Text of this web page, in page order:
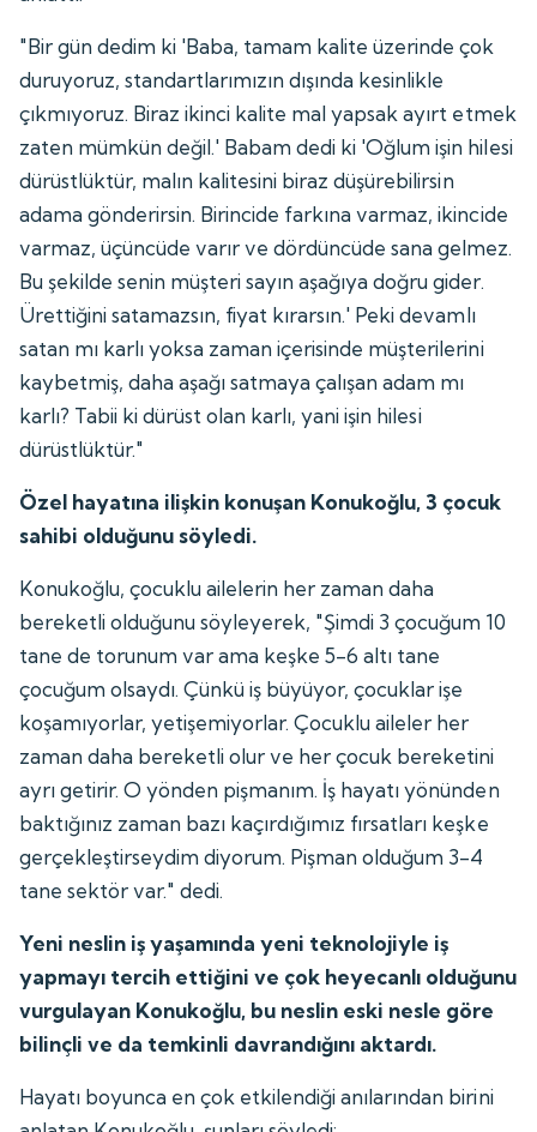
"Bir gün dedim ki 'Baba, tamam kalite üzerinde çok
duruyoruz, standartlarımızın dışında kesinlikle
çıkmıyoruz. Biraz ikinci kalite mal yapsak ayırt etmek
zaten mümkün değil.' Babam dedi ki 'Oğlum işin hilesi
dürüstlüktür, malın kalitesini biraz düşürebilirsin
adama gönderirsin. Birincide farkına varmaz, ikincide
varmaz, üçüncüde varır ve dördüncüde sana gelmez.
Bu şekilde senin müşteri sayın aşağıya doğru gider.
Ürettiğini satamazsın, fiyat kırarsın.' Peki devamlı
satan mı karlı yoksa zaman içerisinde müşterilerini
kaybetmiş, daha aşağı satmaya çalışan adam mı
karlı? Tabii ki dürüst olan karlı, yani işin hilesi
dürüstlüktür."
Özel hayatına ilişkin konuşan Konukoğlu, 3 çocuk
sahibi olduğunu söyledi.
Konukoğlu, çocuklu ailelerin her zaman daha
bereketli olduğunu söyleyerek, "Şimdi 3 çocuğum 10
tane de torunum var ama keşke 5-6 altı tane
çocuğum olsaydı. Çünkü iş büyüyor, çocuklar işe
koşamıyorlar, yetişemiyorlar. Çocuklu aileler her
zaman daha bereketli olur ve her çocuk bereketini
ayrı getirir. O yönden pişmanım. İş hayatı yönünden
baktığınız zaman bazı kaçırdığımız fırsatları keşke
gerçekleştirseydim diyorum. Pişman olduğum 3-4
tane sektör var." dedi.
Yeni neslin iş yaşamında yeni teknolojiyle iş
yapmayı tercih ettiğini ve çok heyecanlı olduğunu
vurgulayan Konukoğlu, bu neslin eski nesle göre
bilinçli ve da temkinli davrandığını aktardı.
Hayatı boyunca en çok etkilendiği anılarından birini